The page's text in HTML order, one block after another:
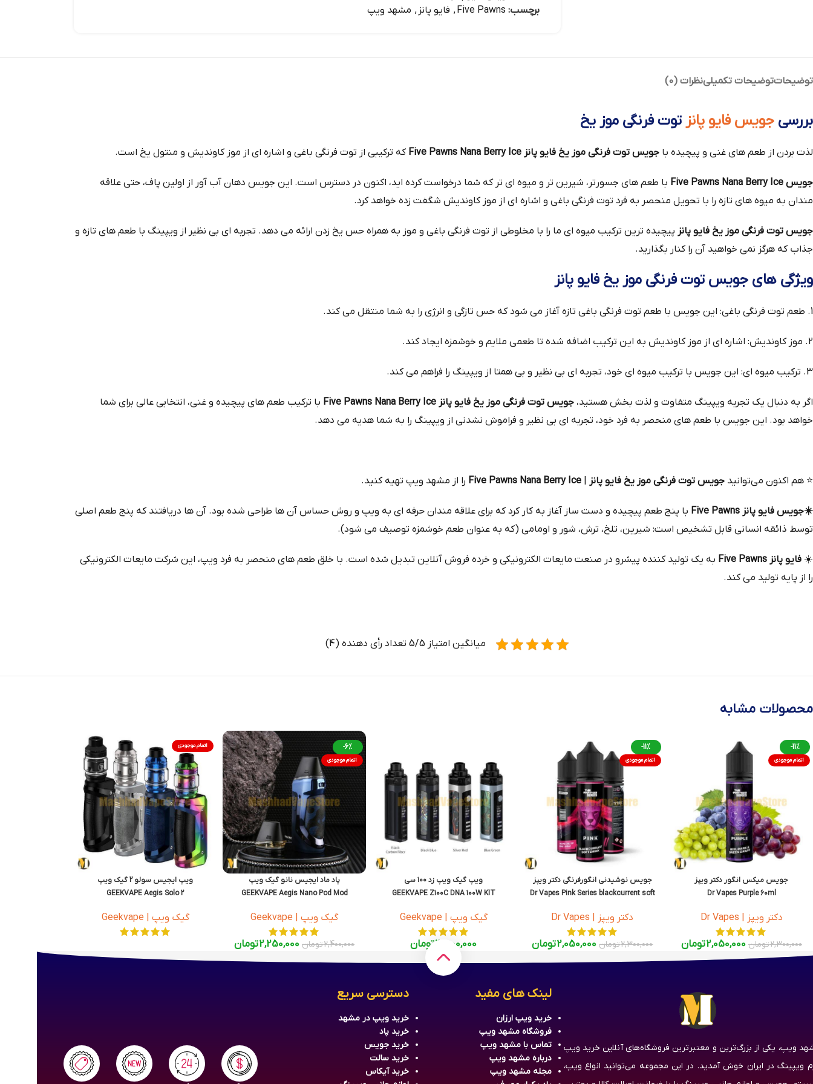
برچسب: Five Pawns
, فایو پانز , مشهد ویپ
توضیحاتتوضیحات تکمیلینظرات (0)
بررسی جویس فایو پانز توت فرنگی موز یخ
لذت بردن از طعم‌ های غنی و پیچیده با جویس توت فرنگی موز یخ فایو پانز Five Pawns Nana Berry Ice که ترکیبی از توت‌ فرنگی باغی و اشاره‌ ای از موز کاوندیش و منتول یخ است.
جویس Five Pawns Nana Berry Ice
با طعم‌ های جسورتر، شیرین‌ تر و میوه‌ ای‌ تر که شما درخواست کرده‌ اید، اکنون در دسترس است. این جویس دهان‌ آب‌ آور از اولین پاف، حتی علاقه‌
مندان به میوه‌ های تازه را با تحویل منحصر به فرد توت‌ فرنگی باغی و اشاره‌ ای از موز کاوندیش شگفت‌ زده خواهد کرد.
جویس توت فرنگی موز یخ فایو پانز پیچیده‌ ترین ترکیب میوه‌ ای ما را با مخلوطی از توت‌ فرنگی باغی و موز به همراه حس یخ زدن ارائه می‌ دهد. تجربه‌ ای بی‌ نظیر از ویپینگ با طعم‌ های تازه و
جذاب که هرگز نمی‌ خواهید آن را کنار بگذارید.
ویژگی‌ های جویس توت فرنگی موز یخ فایو پانز
1. طعم توت‌ فرنگی باغی: این جویس با طعم توت‌ فرنگی باغی تازه آغاز می‌ شود که حس تازگی و انرژی را به شما منتقل می‌ کند.
2. موز کاوندیش: اشاره‌ ای از موز کاوندیش به این ترکیب اضافه شده تا طعمی ملایم و خوشمزه ایجاد کند.
3. ترکیب میوه‌ ای: این جویس با ترکیب میوه‌ ای خود، تجربه‌ ای بی‌ نظیر و بی‌ همتا از ویپینگ را فراهم می‌ کند.
اگر به دنبال یک تجربه ویپینگ متفاوت و لذت‌ بخش هستید، جویس توت فرنگی موز یخ فایو پانز Five Pawns Nana Berry Ice
با ترکیب طعم‌ های پیچیده و غنی، انتخابی عالی برای شما
خواهد بود. این جویس با طعم‌ های منحصر به فرد خود، تجربه‌ ای بی‌ نظیر و فراموش‌ نشدنی از ویپینگ را به شما هدیه می‌ دهد.
⭐ هم‌ اکنون می‌توانید جویس توت فرنگی موز یخ فایو پانز Five Pawns Nana Berry Ice را از مشهد ویپ تهیه کنید.
☀️جویس فایو پانز Five Pawns
با پنج طعم پیچیده و دست‌ ساز آغاز به کار کرد که برای علاقه‌ مندان حرفه‌ ای به ویپ و روش حساس آن‌ ها طراحی شده بود. آن‌ ها دریافتند که پنج طعم اصلی
توسط ذائقه انسانی قابل تشخیص است: شیرین، تلخ، ترش، شور و اومامی (که به عنوان طعم خوشمزه توصیف می‌ شود).
☀️ فایو پانز Five Pawns
به یک تولید کننده پیشرو در صنعت مایعات الکترونیکی و خرده‌ فروش آنلاین تبدیل شده است. با خلق طعم‌ های منحصر به فرد ویپ، این شرکت مایعات الکترونیکی
را از پایه تولید می‌ کند.
میانگین امتیاز 5/5 تعداد رأی دهنده (4)
محصولات مشابه
-11%
اتمام موجودی
جویس میکس انگور دکتر ویپز
Dr Vapes Purple 60ml
دکتر ویپز | Dr Vapes
2,300,000تومان 2,050,000تومان
-11%
اتمام موجودی
جویس نوشیدنی انگورفرنگی دکتر ویپز
Dr Vapes Pink Series blackcurrent soft
دکتر ویپز | Dr Vapes
2,300,000تومان 2,050,000تومان
ویپ گیک ویپ زد ۱۰۰ سی
GEEKVAPE Z100C DNA 100W KIT
گیک ویپ | Geekvape
17,000,000تومان
-6%
اتمام موجودی
پاد ماد ایجیس نانو گیک ویپ
GEEKVAPE Aegis Nano Pod Mod
گیک ویپ | Geekvape
2,400,000تومان 2,250,000تومان
اتمام موجودی
ویپ ایجیس سولو 2 گیک ویپ
GEEKVAPE Aegis Solo 2
گیک ویپ | Geekvape
ویپ، یکی از بزرگ‌ترین و معتبرترین فروشگاه‌های آنلاین خرید ویپ
ویپینگ در ایران خوش آمدید. در این مجموعه می‌توانید انواع ویپ،
لینک های مفید
خرید ویپ ارزان
فروشگاه مشهد ویپ
تماس با مشهد ویپ
درباره مشهد ویپ
مجله مشهد ویپ
دسترسی سریع
خریدویپدر مشهد
خریدپاد
خرید جویس
خرید سالت
خرید آیکاس